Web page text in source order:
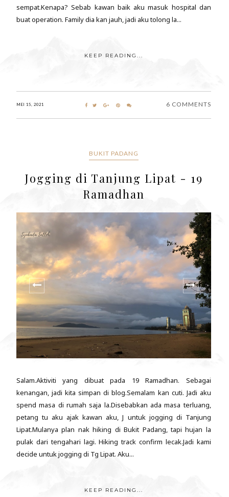
sempat.Kenapa? Sebab kawan baik aku masuk hospital dan
buat operation. Family dia kan jauh, jadi aku tolong la...
KEEP READING...
MEI 15, 2021 6 COMMENTS
BUKIT PADANG
Jogging di Tanjung Lipat - 19
Ramadhan
Salam.Aktiviti yang dibuat pada 19 Ramadhan. Sebagai
kenangan, jadi kita simpan di blog.Semalam kan cuti. Jadi aku
spend masa di rumah saja la.Disebabkan ada masa terluang,
petang tu aku ajak kawan aku, J untuk jogging di Tanjung
Lipat.Mulanya plan nak hiking di Bukit Padang, tapi hujan la
pulak dari tengahari lagi. Hiking track confirm lecak.Jadi kami
decide untuk jogging di Tg Lipat. Aku...
KEEP READING...